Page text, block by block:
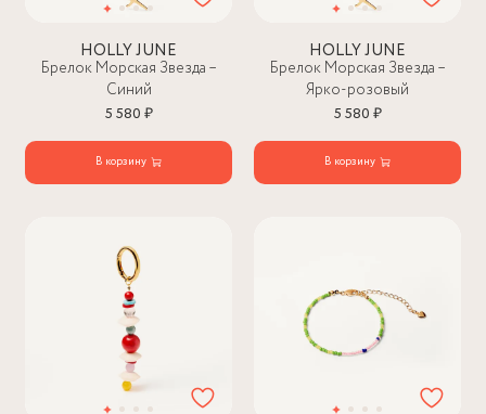
HOLLY JUNE
Брелок Морская Звезда –
Синий
5 580 ₽
В корзину
HOLLY JUNE
Брелок Морская Звезда –
Ярко-розовый
5 580 ₽
В корзину